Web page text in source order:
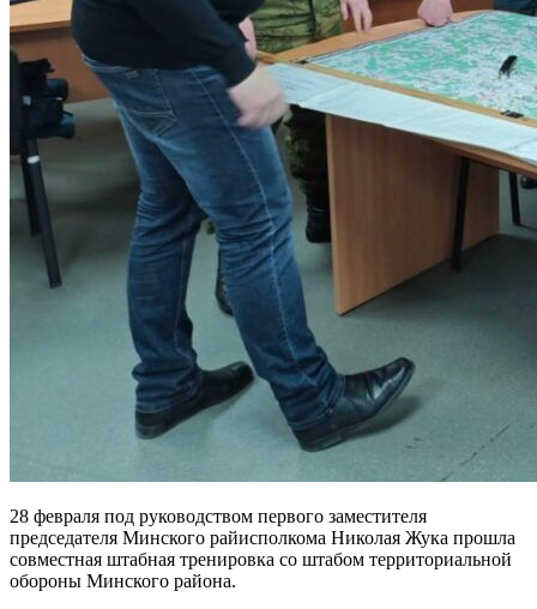
28 февраля под руководством первого заместителя
председателя Минского райисполкома Николая Жука прошла
совместная штабная тренировка со штабом территориальной
обороны Минского района.